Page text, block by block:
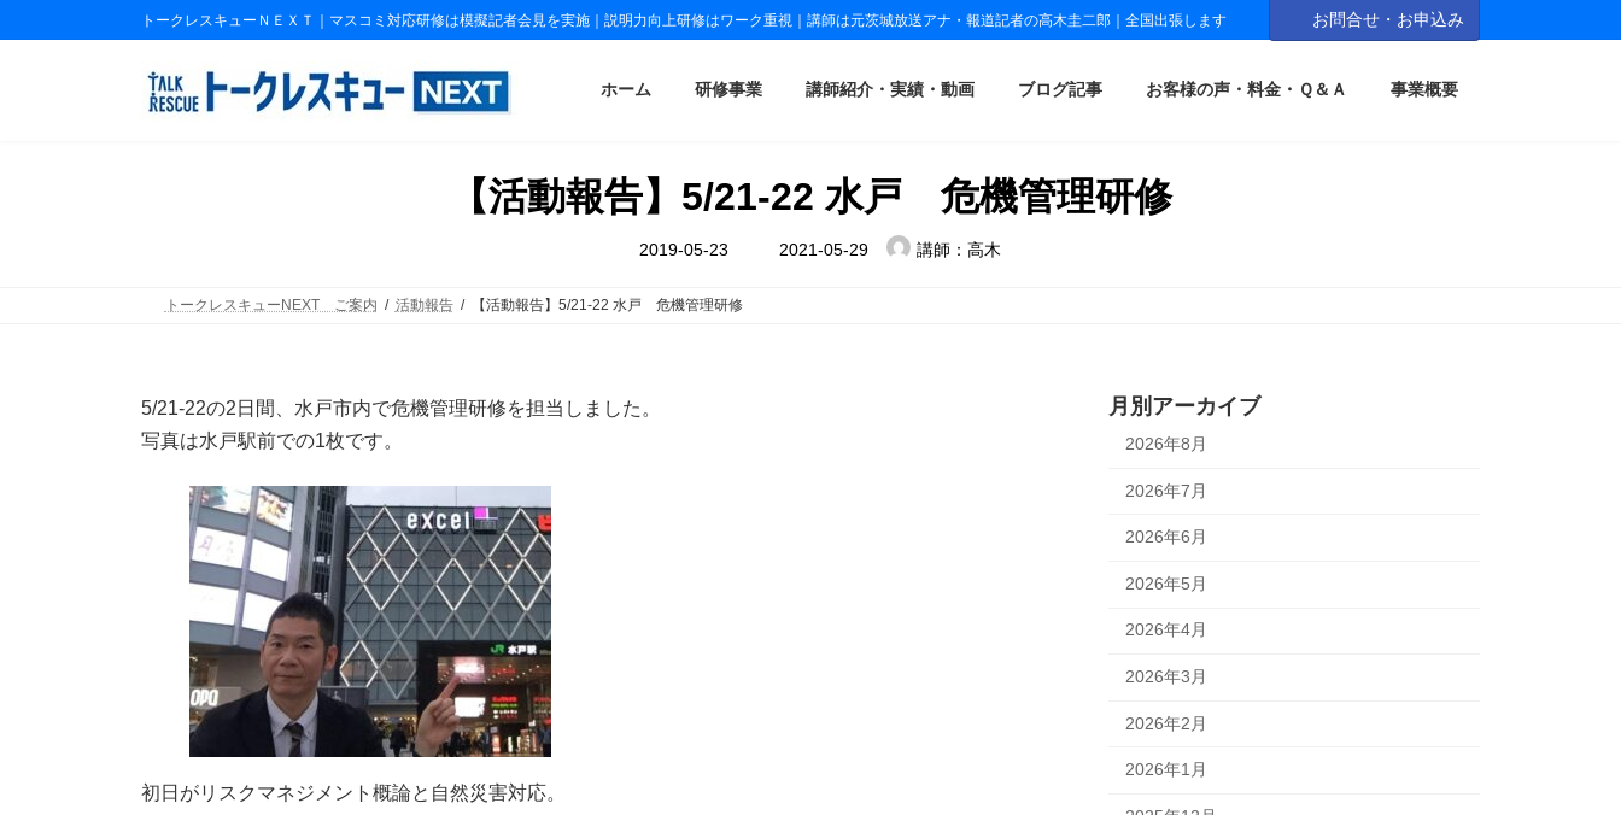
ン
ビ
トークレスキューＮＥＸＴ｜マスコミ対応研修は模擬記者会見を実施｜説明力向上研修はワーク重視｜講師は元茨城放送アナ・報道記者の高木圭二郎｜全国出張します お問合せ・お申込み
ホーム 研修事業 講師紹介・実績・動画 ブログ記事 お客様の声・料金・Ｑ＆Ａ 事業概要
【活動報告】5/21-22 水戸 危機管理研修
2019-05-23
最
終
2021-05-29 講師：高木
トークレスキューNEXT ご案内 活動報告 【活動報告】5/21-22 水戸 危機管理研修
5/21-22の2日間、水戸市内で危機管理研修を担当しました。
写真は水戸駅前での1枚です。
初日がリスクマネジメント概論と自然災害対応。
月別アーカイブ
2026年8月
2026年7月
2026年6月
2026年5月
2026年4月
2026年3月
2026年2月
2026年1月